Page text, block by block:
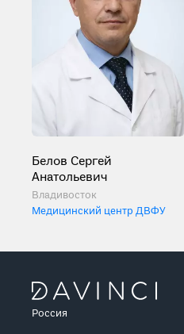
Белов Сергей
Анатольевич
Владивосток
Медицинский центр ДВФУ
Россия